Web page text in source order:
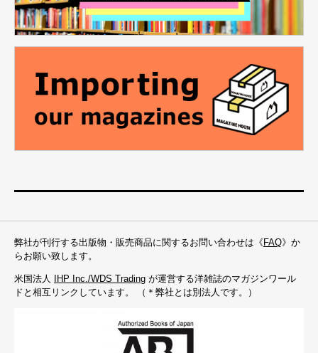
弊社が刊行する出版物・販売商品に関するお問い合わせは《FAQ》か
らお願い致します。
米国法人 IHP Inc./WDS Trading が運営する洋雑誌のマガジンワール
ドと相互リンクしています。 （＊弊社とは別法人です。）